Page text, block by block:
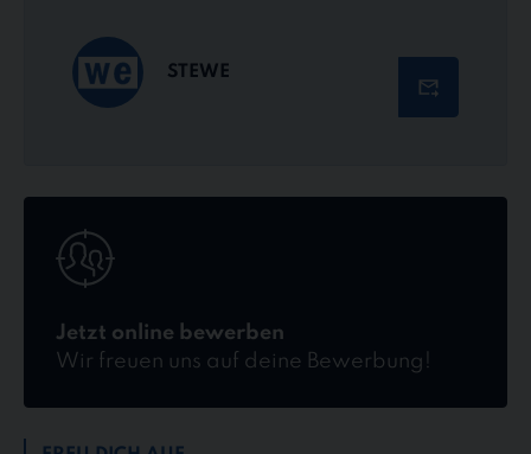
STEWE
Jetzt online bewerben
Wir freuen uns auf deine Bewerbung!
online
bewerben